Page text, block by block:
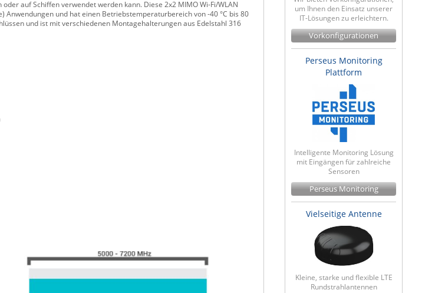
auf Schiffen verwendet werden kann. Diese 2x2 MIMO Wi-Fi/WLAN
und hat einen Betriebstemperaturbereich von -40 °C bis 80
und ist mit verschiedenen Montagehalterungen aus Edelstahl 316
um Ihnen den Einsatz unserer
IT-Lösungen zu erleichtern.
Vorkonfigurationen
Perseus Monitoring
Plattform
Intelligente Monitoring Lösung
mit Eingängen für zahlreiche
Sensoren
Perseus Monitoring
Vielseitige Antenne
Kleine, starke und flexible LTE
Rundstrahlantennen